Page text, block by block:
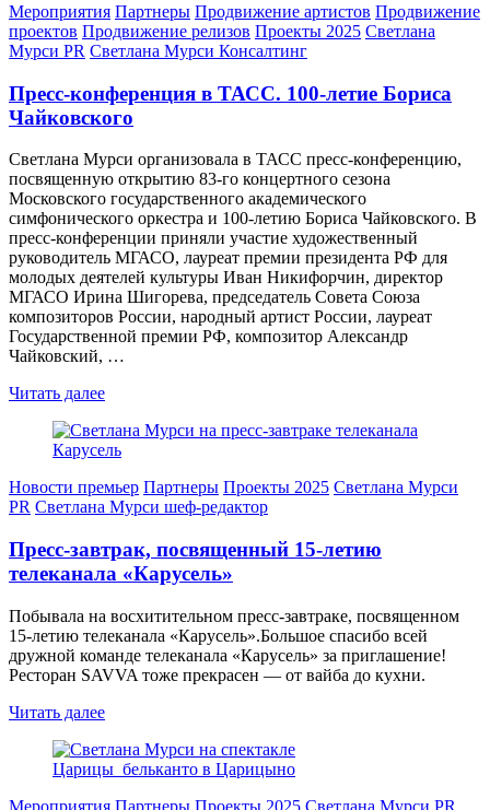
Мероприятия Партнеры Продвижение артистов Продвижение
проектов Продвижение релизов Проекты 2025 Светлана
Мурси PR Светлана Мурси Консалтинг
Пресс-конференция в ТАСС. 100-летие Бориса
Чайковского
Светлана Мурси организовала в ТАСС пресс-конференцию,
посвященную открытию 83-го концертного сезона
Московского государственного академического
симфонического оркестра и 100-летию Бориса Чайковского. В
пресс-конференции приняли участие художественный
руководитель МГАСО, лауреат премии президента РФ для
молодых деятелей культуры Иван Никифорчин, директор
МГАСО Ирина Шигорева, председатель Совета Союза
композиторов России, народный артист России, лауреат
Государственной премии РФ, композитор Александр
Чайковский, …
Читать далее
Новости премьер Партнеры Проекты 2025 Светлана Мурси
PR Светлана Мурси шеф-редактор
Пресс-завтрак, посвященный 15-летию
телеканала «Карусель»
Побывала на восхитительном пресс-завтраке, посвященном
15-летию телеканала «Карусель».Большое спасибо всей
дружной команде телеканала «Карусель» за приглашение!
Ресторан SAVVA тоже прекрасен — от вайба до кухни.
Читать далее
Мероприятия Партнеры Проекты 2025 Светлана Мурси PR